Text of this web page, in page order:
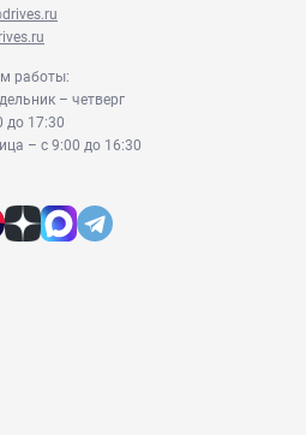
работы:
– четверг
до 17:30
– с 9:00 до 16:30